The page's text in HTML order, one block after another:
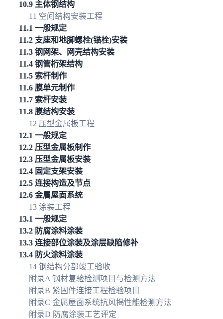
10.9 主体钢结构
11 空间结构安装工程
11.1 一般规定
11.2 支座和地脚螺栓(锚栓)安装
11.3 钢网架、网壳结构安装
11.4 钢管桁架结构
11.5 索杆制作
11.6 膜单元制作
11.7 索杆安装
11.8 膜结构安装
12 压型金属板工程
12.1 一般规定
12.2 压型金属板制作
12.3 压型金属板安装
12.4 固定支架安装
12.5 连接构造及节点
12.6 金属屋面系统
13 涂装工程
13.1 一般规定
13.2 防腐涂料涂装
13.3 连接部位涂装及涂层缺陷修补
13.4 防火涂料涂装
14 钢结构分部竣工验收
附录A 钢材复验检测项目与检测方法
附录B 紧固件连接工程检验项目
附录C 金属屋面系统抗风揭性能检测方法
附录D 防腐涂装工艺评定